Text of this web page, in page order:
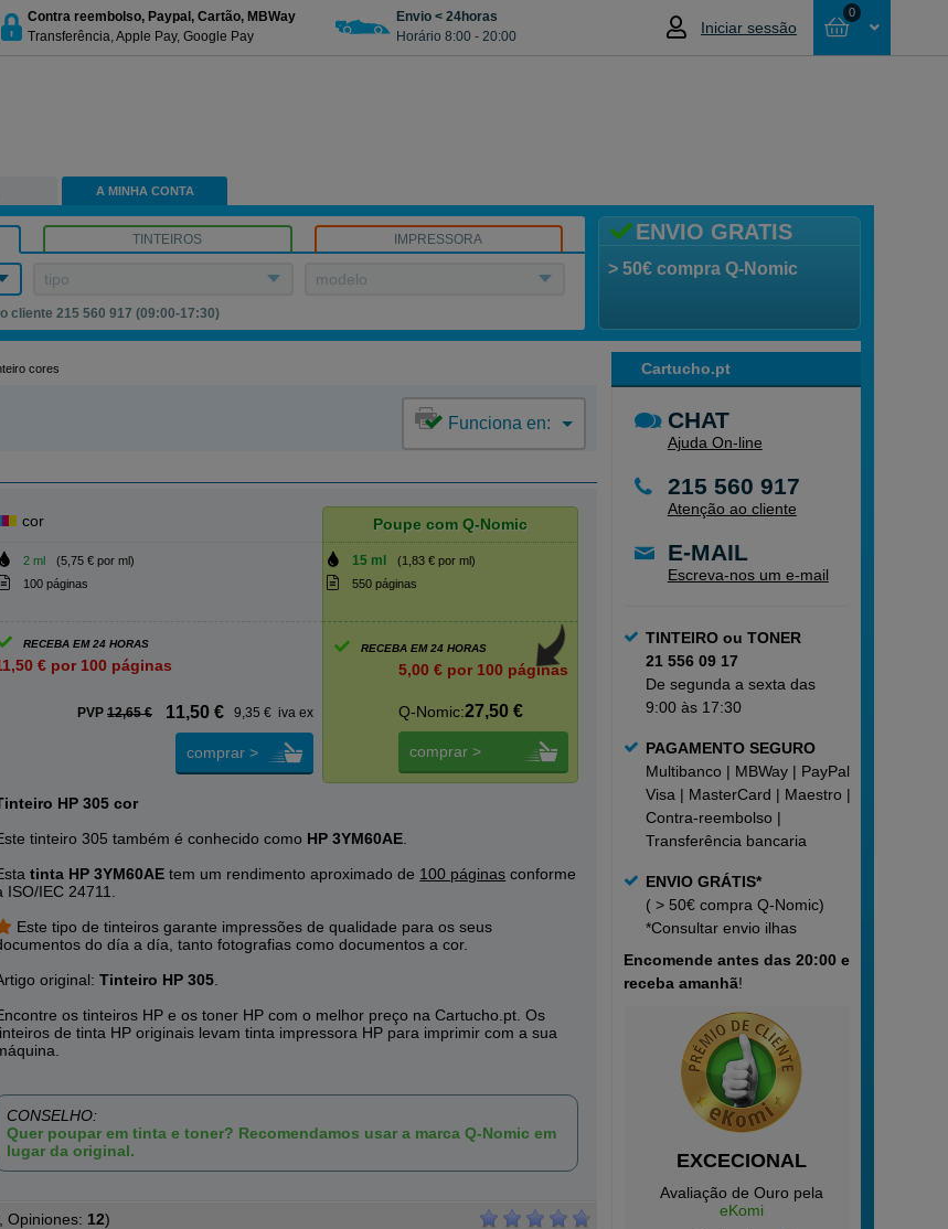
Contra reembolso, Paypal, Cartão, MBWay
Transferência, Apple Pay, Google Pay
Envio < 24horas
Horário 8:00 - 20:00
Iniciar sessão
0
A MINHA CONTA
ENVIO GRATIS
> 50€ compra Q-Nomic
TINTEIROS IMPRESSORA
tipo modelo
cliente 215 560 917 (09:00-17:30)
Cartucho.pt
CHAT
Ajuda On-line
215 560 917
Atenção ao cliente
E-MAIL
Escreva-nos um e-mail
TINTEIRO ou TONER
21 556 09 17
De segunda a sexta das
9:00 às 17:30
PAGAMENTO SEGURO
Multibanco | MBWay | PayPal |
Visa | MasterCard | Maestro |
Contra-reembolso |
Transferência bancaria
ENVIO GRÁTIS*
( > 50€ compra Q-Nomic)
*Consultarenvio ilhas
Encomende antes das 20:00 e
receba amanhã!
EXCECIONAL
Avaliação de Ouro pela
eKomi
cores
Funciona en:
cor Poupe com Q-Nomic
2 ml
(5,75 € por ml)
100 páginas
15 ml
(1,83 € por ml)
550 páginas
RECEBA EM 24 HORAS
€ por 100 páginas
PVP 12,65 € 11,50 € 9,35 € iva ex
comprar >
RECEBA EM 24 HORAS
5,00 € por 100 páginas
Q-Nomic:27,50 €
comprar >
HP 305 cor
tinteiro 305 também é conhecido como HP 3YM60AE
tinta HP 3YM60AE tem um rendimento aproximado de 100 páginas conforme
ISO/IEC 24711.
Este tipo de tinteiros garante impressões de qualidade para os seus
do día a día, tanto fotografias como documentos a cor.
original:Tinteiro HP 305
os tinteiros HP e os toner HP com o melhor preço na Cartucho.pt. Os
de tinta HP originais levam tinta impressora HP para imprimir com a sua
CONSELHO:
Quer poupar em tinta e toner? Recomendamos usar a marca Q-Nomic em
lugar da original.
, Opiniones: 12)